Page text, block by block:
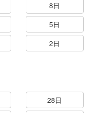
8日
5日
2日
28日